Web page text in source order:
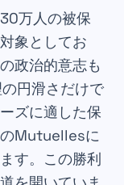
万人の被保
象としてお
政治的意志も
円滑さだけで
ズに適した保
のMutuellesに
す。この勝利